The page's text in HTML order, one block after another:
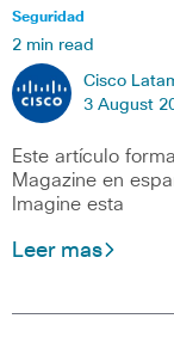
Seguridad
2 min read
Cisco
3 August
Este artículo
Magazine en
Imagine esta
Leer mas